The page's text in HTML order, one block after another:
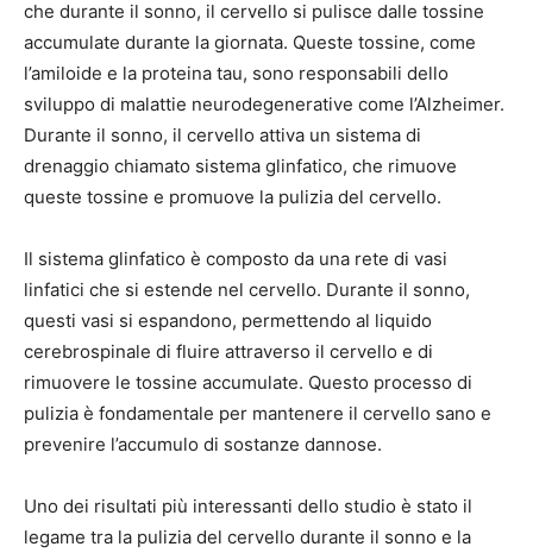
che durante il sonno, il cervello si pulisce dalle tossine
accumulate durante la giornata. Queste tossine, come
l’amiloide e la proteina tau, sono responsabili dello
sviluppo di malattie neurodegenerative come l’Alzheimer.
Durante il sonno, il cervello attiva un sistema di
drenaggio chiamato sistema glinfatico, che rimuove
queste tossine e promuove la pulizia del cervello.
Il sistema glinfatico è composto da una rete di vasi
linfatici che si estende nel cervello. Durante il sonno,
questi vasi si espandono, permettendo al liquido
cerebrospinale di fluire attraverso il cervello e di
rimuovere le tossine accumulate. Questo processo di
pulizia è fondamentale per mantenere il cervello sano e
prevenire l’accumulo di sostanze dannose.
Uno dei risultati più interessanti dello studio è stato il
legame tra la pulizia del cervello durante il sonno e la